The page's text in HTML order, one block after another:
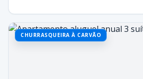
CHURRASQUEIRA À CARVÃO